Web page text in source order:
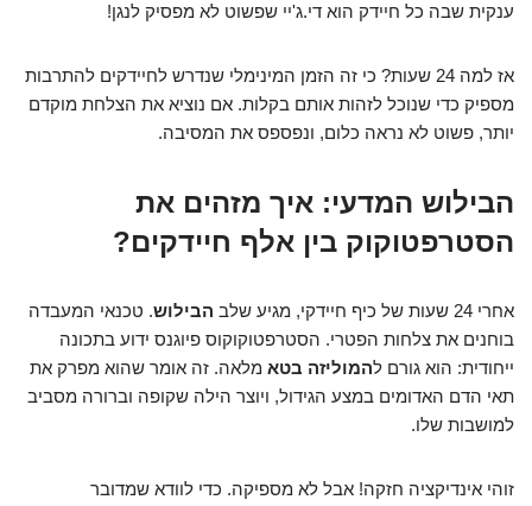
ענקית שבה כל חיידק הוא די.ג'יי שפשוט לא מפסיק לנגן!
אז למה 24 שעות? כי זה הזמן המינימלי שנדרש לחיידקים להתרבות
מספיק כדי שנוכל לזהות אותם בקלות. אם נוציא את הצלחת מוקדם
יותר, פשוט לא נראה כלום, ונפספס את המסיבה.
הבילוש המדעי: איך מזהים את
הסטרפטוקוק בין אלף חיידקים?
אחרי 24 שעות של כיף חיידקי, מגיע שלב הבילוש. טכנאי המעבדה
בוחנים את צלחות הפטרי. הסטרפטוקוקוס פיוגנס ידוע בתכונה
ייחודית: הוא גורם להמוליזה בטא מלאה. זה אומר שהוא מפרק את
תאי הדם האדומים במצע הגידול, ויוצר הילה שקופה וברורה מסביב
למושבות שלו.
זוהי אינדיקציה חזקה! אבל לא מספיקה. כדי לוודא שמדובר